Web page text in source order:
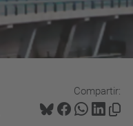
Compartir: